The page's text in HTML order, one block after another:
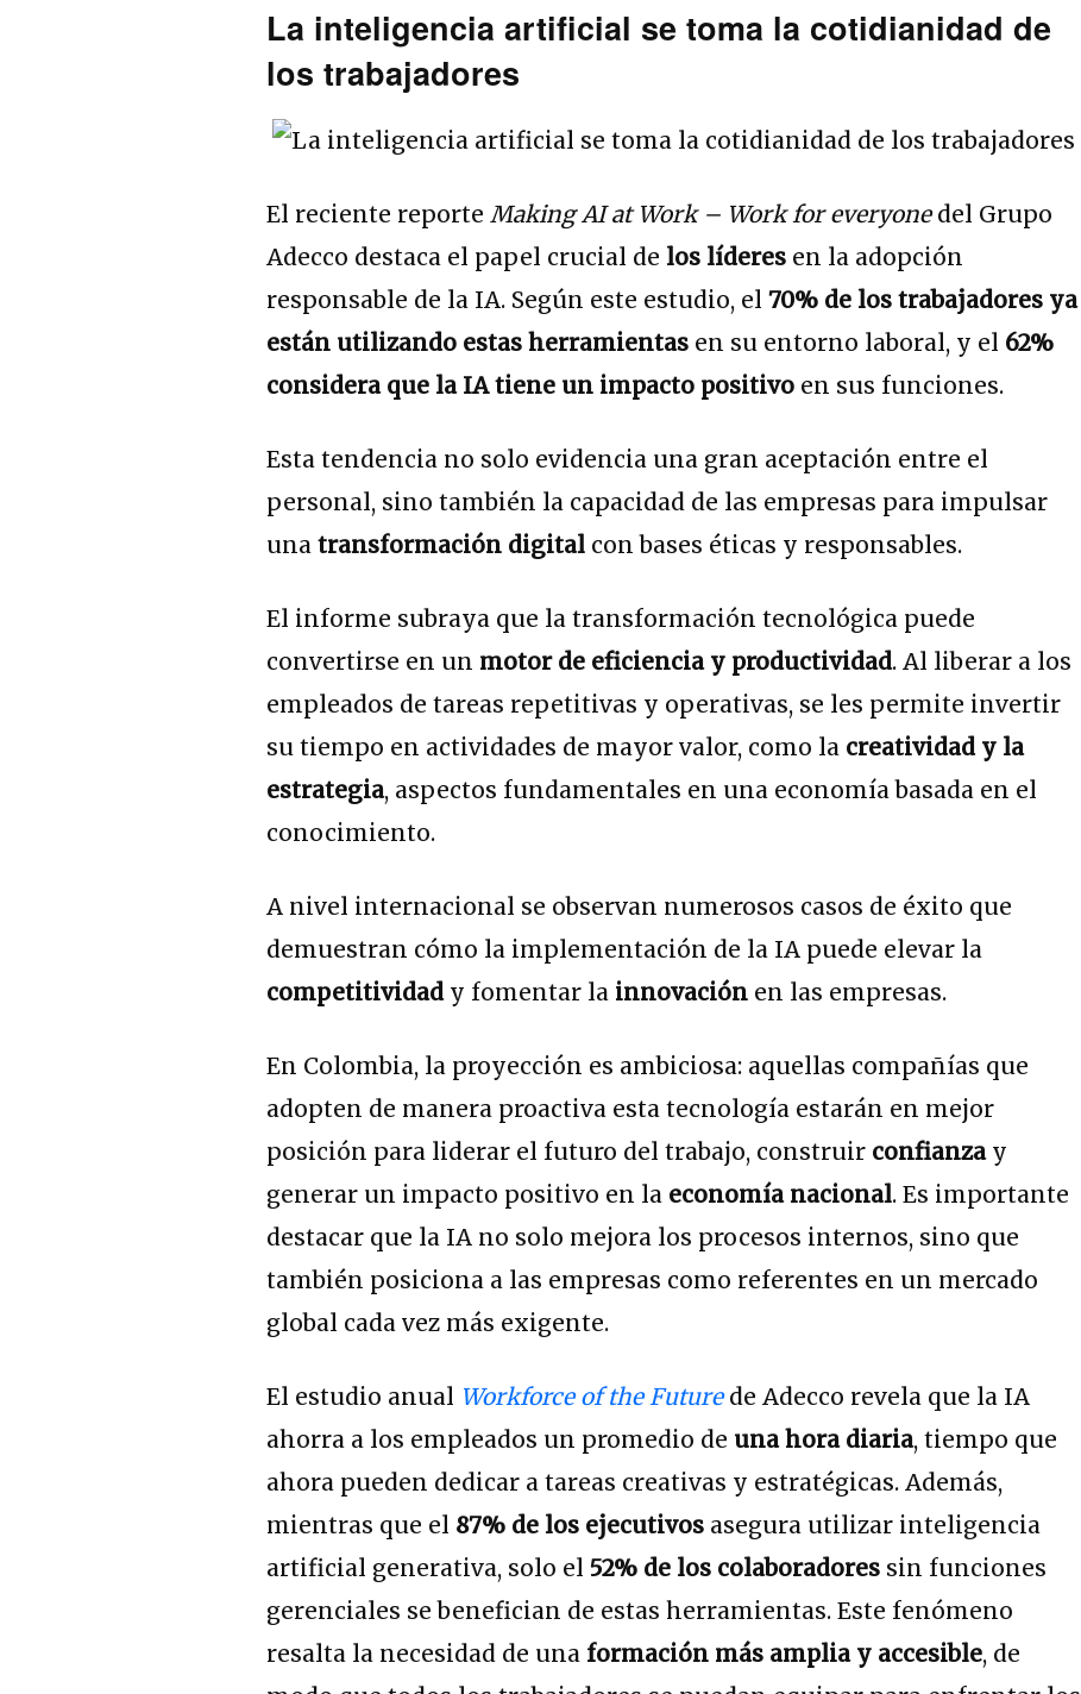
La inteligencia artificial se toma la cotidianidad de
los trabajadores
El reciente reporte Making AI at Work – Work for everyonedel Grupo
Adecco destaca el papel crucial de los líderes en la adopción
responsable de la IA. Según este estudio, el70% de los trabajadores ya
están utilizando estas herramientas en su entorno laboral, y el 62%
considera que la IA tiene un impacto positivo en sus funciones.
Esta tendencia no solo evidencia una gran aceptación entre el
personal, sino también la capacidad de las empresas para impulsar
unatransformación digital con bases éticas y responsables.
El informe subraya que la transformación tecnológica puede
convertirse en un motor de eficiencia y productividad. Al liberar a los
empleados de tareas repetitivas y operativas, se les permite invertir
su tiempo en actividades de mayor valor, como la creatividad y la
estrategia, aspectos fundamentales en una economía basada en el
conocimiento.
A nivel internacional se observan numerosos casos de éxito que
demuestran cómo la implementación de la IA puede elevar la
competitividady fomentar la innovación en las empresas.
En Colombia, la proyección es ambiciosa: aquellas compañías que
adopten de manera proactiva esta tecnología estarán en mejor
posición para liderar el futuro del trabajo, construir confianzay
generar un impacto positivo en la economía nacional. Es importante
destacar que la IA no solo mejora los procesos internos, sino que
también posiciona a las empresas como referentes en un mercado
global cada vez más exigente.
El estudio anual Workforce of the Futurede Adecco revela que la IA
ahorra a los empleados un promedio de una hora diaria, tiempo que
ahora pueden dedicar a tareas creativas y estratégicas. Además,
mientras que el 87% de los ejecutivos asegura utilizar inteligencia
artificial generativa, solo el 52% de los colaboradores sin funciones
gerenciales se benefician de estas herramientas. Este fenómeno
resalta la necesidad de una formación más amplia y accesible, de